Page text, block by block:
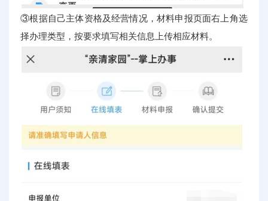
③根据自己主体资格及经营情况，材料申报页面右上角选
择办理类型，按要求填写相关信息上传相应材料。